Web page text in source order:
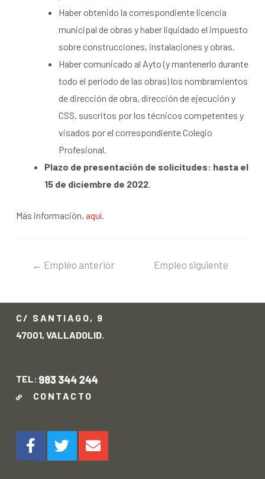
Haber obtenido la correspondiente licencia
municipal de obras y haber liquidado el impuesto
sobre construcciones, instalaciones y obras.
Haber comunicado al Ayto (y mantenerlo durante
todo el periodo de las obras) los nombramientos
de dirección de obra, dirección de ejecución y
CSS, suscritos por los técnicos competentes y
visados por el correspondiente Colegio
Profesional.
Plazo de presentación de solicitudes: hasta el
15 de diciembre de 2022.
Más información, aquí.
← Empleo anterior
Empleo siguiente
C/ SANTIAGO, 9
47001, VALLADOLID.
TEL:
CONTACTO